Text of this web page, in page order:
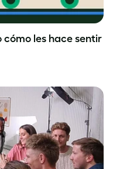
cómo les hace sentir